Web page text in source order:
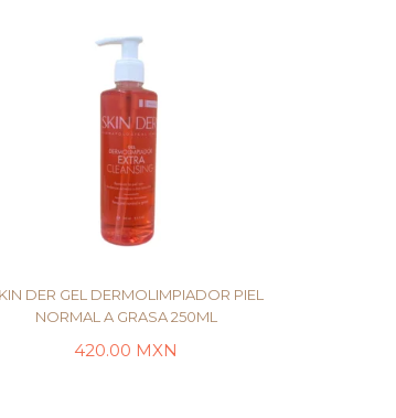
DER GEL DERMOLIMPIADOR PIEL
NORMAL A GRASA 250ML
420.00 MXN